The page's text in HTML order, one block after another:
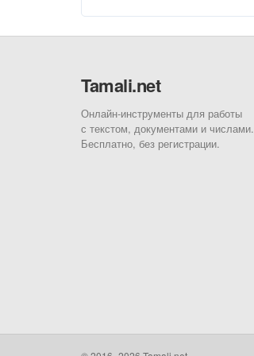
Tamali.net
Онлайн-инструменты для работы
с текстом, документами и числами.
Бесплатно, без регистрации.